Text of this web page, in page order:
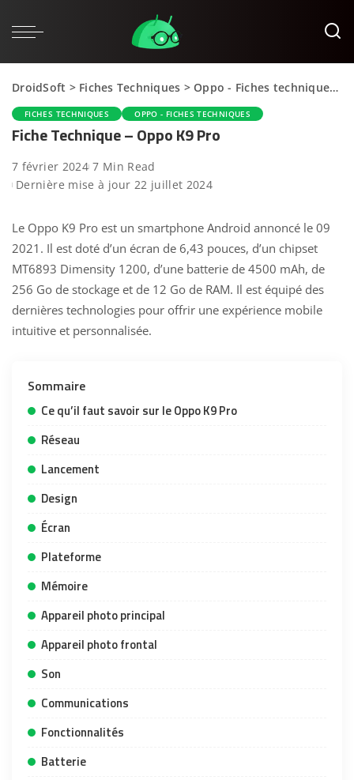
DroidSoft > Fiches Techniques >Oppo - Fiches techniques >
FICHES TECHNIQUES OPPO - FICHES TECHNIQUES
Fiche Technique – Oppo K9 Pro
7 février 2024 7 Min Read
Dernière mise à jour 22 juillet 2024
Le Oppo K9 Pro est un smartphone Android annoncé le 09
2021. Il est doté d’un écran de 6,43 pouces, d’un chipset
MT6893 Dimensity 1200, d’une batterie de 4500 mAh, de
256 Go de stockage et de 12 Go de RAM. Il est équipé des
dernières technologies pour offrir une expérience mobile
intuitive et personnalisée.
Sommaire
Ce qu’il faut savoir sur le Oppo K9 Pro
Réseau
Lancement
Design
Écran
Plateforme
Mémoire
Appareil photo principal
Appareil photo frontal
Son
Communications
Fonctionnalités
Batterie